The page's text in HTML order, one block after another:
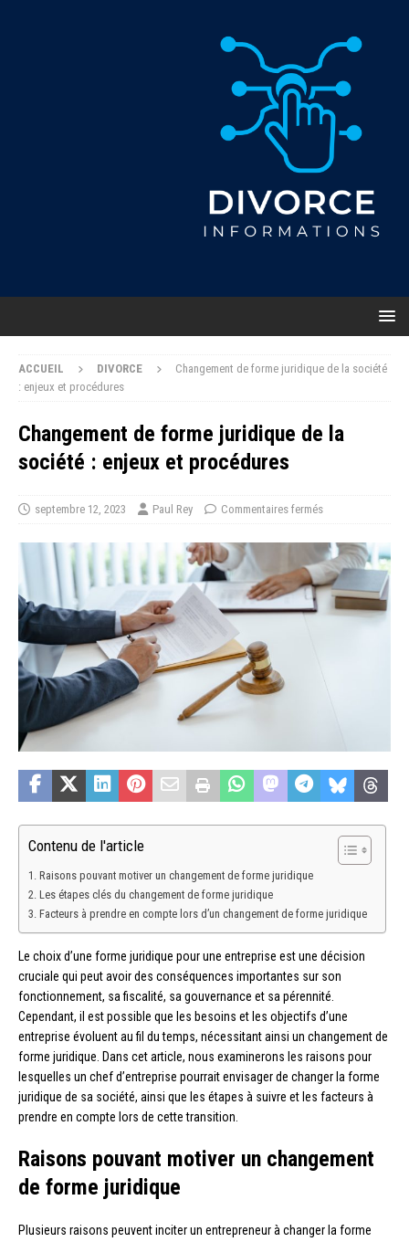
ACCUEIL DIVORCE
Changement de forme juridique de la société
: enjeux et procédures
Changement de forme juridique de la
société : enjeux et procédures
septembre 12, 2023 Paul Rey Commentaires fermés
Contenu de l'article
Raisons pouvant motiver un changement de forme juridique
Les étapes clés du changement de forme juridique
Facteurs à prendre en compte lors d’un changement de forme juridique
Le choix d’une forme juridique pour une entreprise est une décision
cruciale qui peut avoir des conséquences importantes sur son
fonctionnement, sa fiscalité, sa gouvernance et sa pérennité.
Cependant, il est possible que les besoins et les objectifs d’une
entreprise évoluent au fil du temps, nécessitant ainsi un changement de
forme juridique. Dans cet article, nous examinerons les raisons pour
lesquelles un chef d’entreprise pourrait envisager de changer la forme
juridique de sa société, ainsi que les étapes à suivre et les facteurs à
prendre en compte lors de cette transition.
Raisons pouvant motiver un changement
de forme juridique
Plusieurs raisons peuvent inciter un entrepreneur à changer la forme